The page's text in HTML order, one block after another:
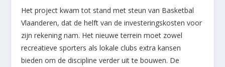
Het project kwam tot stand met steun van Basketbal
Vlaanderen, dat de helft van de investeringskosten voor
zijn rekening nam. Het nieuwe terrein moet zowel
recreatieve sporters als lokale clubs extra kansen
bieden om de discipline verder uit te bouwen. De